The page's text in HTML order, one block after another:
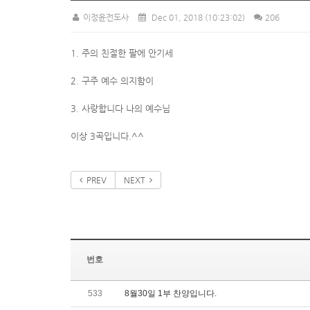
이정윤전도사 Dec 01, 2018 (10:23:02) 206
1. 주의 친절한 팔에 안기세
2. 구주 예수 의지함이
3. 사랑합니다 나의 예수님
이상 3곡입니다.^^
PREV NEXT
번호
533 8월30일 1부 찬양입니다.